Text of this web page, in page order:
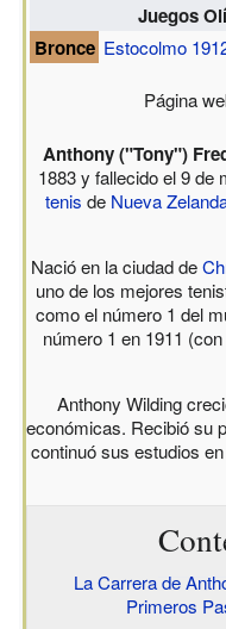
Juegos
Bronce Estocolmo
Página
Anthony ("Tony")
1883 y fallecido el 9 de
tenis de Nueva
Nació en la ciudad de
uno de los mejores
como el número 1 del
número 1 en 1911
Anthony Wilding
económicas. Recibió su
continuó sus estudios
La Carrera de
Primeros